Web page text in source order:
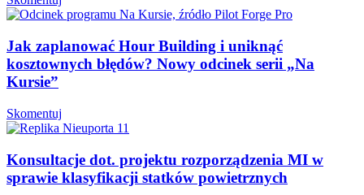
Jak zaplanować Hour Building i uniknąć
kosztownych błędów? Nowy odcinek serii „Na
Kursie”
Skomentuj
Konsultacje dot. projektu rozporządzenia MI w
sprawie klasyfikacji statków powietrznych